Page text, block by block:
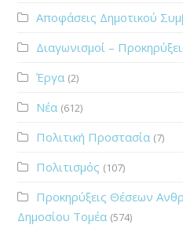
Αποφάσεις Δημοτικού
Διαγωνισμοί –
Έργα (2)
Νέα (612)
Πολιτική Προστασία (7)
Πολιτισμός (107)
Προκηρύξεις Θέσεων
Δημοσίου Τομέα (574)